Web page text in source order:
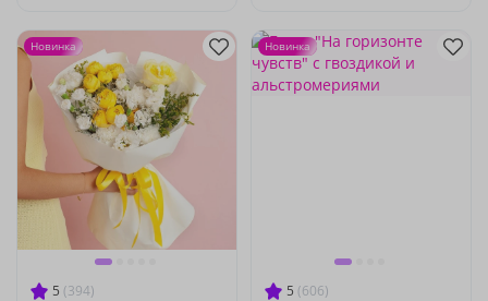
5 (394)
Новинка
5 (606)
Новинка